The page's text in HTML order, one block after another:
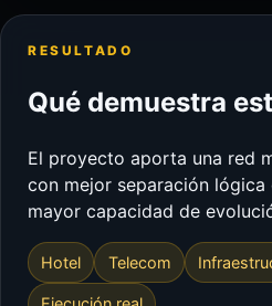
RESULTADO
Qué demuestra
El proyecto aporta una red
con mejor separación
mayor capacidad de
Hotel Telecom